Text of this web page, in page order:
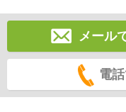
メール
電